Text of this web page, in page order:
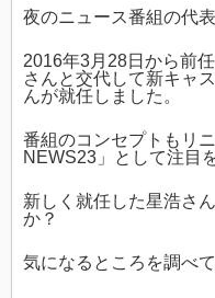
夜のニュース番組の代
2016年3月28日から前
さんと交代して新キャ
んが就任しました。
番組のコンセプトもリ
NEWS23」として注目
新しく就任した星浩さ
か？
気になるところを調べて